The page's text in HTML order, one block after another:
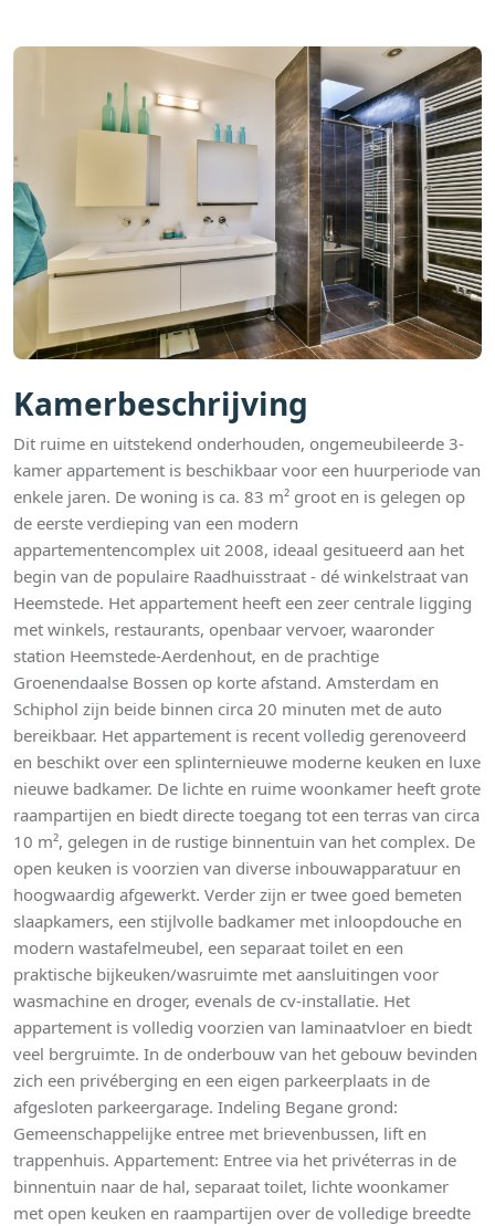
Kamerbeschrijving
Dit ruime en uitstekend onderhouden, ongemeubileerde 3-
kamer appartement is beschikbaar voor een huurperiode van
enkele jaren. De woning is ca. 83 m² groot en is gelegen op
de eerste verdieping van een modern
appartementencomplex uit 2008, ideaal gesitueerd aan het
begin van de populaire Raadhuisstraat - dé winkelstraat van
Heemstede. Het appartement heeft een zeer centrale ligging
met winkels, restaurants, openbaar vervoer, waaronder
station Heemstede-Aerdenhout, en de prachtige
Groenendaalse Bossen op korte afstand. Amsterdam en
Schiphol zijn beide binnen circa 20 minuten met de auto
bereikbaar. Het appartement is recent volledig gerenoveerd
en beschikt over een splinternieuwe moderne keuken en luxe
nieuwe badkamer. De lichte en ruime woonkamer heeft grote
raampartijen en biedt directe toegang tot een terras van circa
10 m², gelegen in de rustige binnentuin van het complex. De
open keuken is voorzien van diverse inbouwapparatuur en
hoogwaardig afgewerkt. Verder zijn er twee goed bemeten
slaapkamers, een stijlvolle badkamer met inloopdouche en
modern wastafelmeubel, een separaat toilet en een
praktische bijkeuken/wasruimte met aansluitingen voor
wasmachine en droger, evenals de cv-installatie. Het
appartement is volledig voorzien van laminaatvloer en biedt
veel bergruimte. In de onderbouw van het gebouw bevinden
zich een privéberging en een eigen parkeerplaats in de
afgesloten parkeergarage. Indeling Begane grond:
Gemeenschappelijke entree met brievenbussen, lift en
trappenhuis. Appartement: Entree via het privéterras in de
binnentuin naar de hal, separaat toilet, lichte woonkamer
met open keuken en raampartijen over de volledige breedte